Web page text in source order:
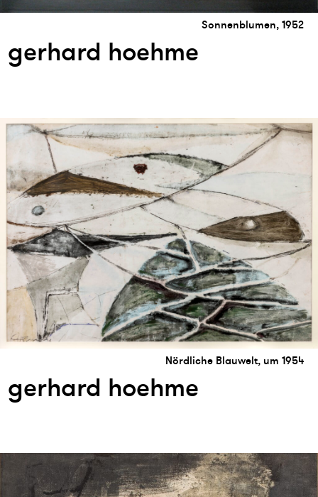
Sonnenblumen, 1952
gerhard hoehme
Nördliche Blauwelt, um 1954
gerhard hoehme